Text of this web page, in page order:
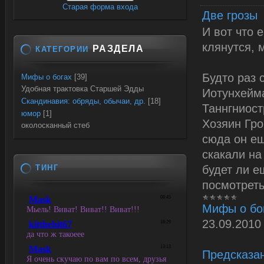
Две грозы
И вот что
клянутся,
Будто раз
Хозяин
сюда он
скакали
будет ли
Мифы о
23.09.2010
Старая форма входа
КАТЕГОРИИ РАЗДЕЛА
Мифы о богах [39]
Удобная трактовка Старшей Эдды
Скандинавия: обряды, обычаи, др. [18]
юмор [1]
околосканный стеб
ТИНГ